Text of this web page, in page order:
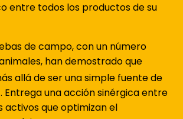
entre todos los productos de su
de campo, con un número
han demostrado que
allá de ser una simple fuente de
. Entrega una acción sinérgica entre
activos que optimizan el